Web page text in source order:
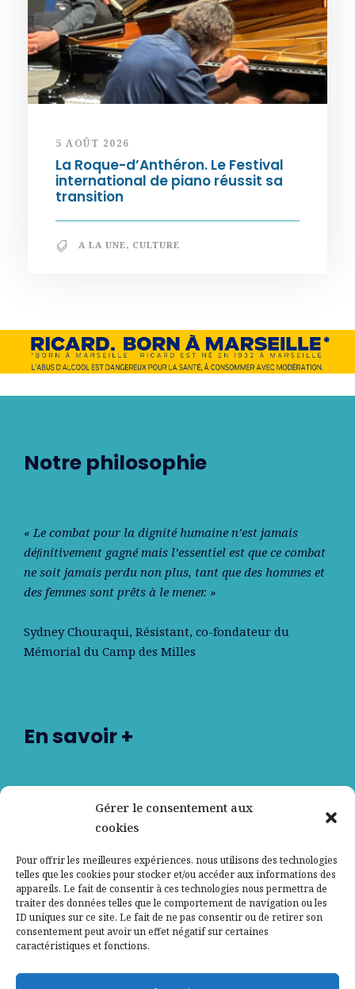
Gérer le consentement aux
cookies
Pour offrir les meilleures expériences, nous utilisons des technologies
telles que les cookies pour stocker et/ou accéder aux informations des
appareils. Le fait de consentir à ces technologies nous permettra de
traiter des données telles que le comportement de navigation ou les
ID uniques sur ce site. Le fait de ne pas consentir ou de retirer son
consentement peut avoir un effet négatif sur certaines
caractéristiques et fonctions.
5 AOÛT 2026
La Roque-d’Anthéron. Le Festival
international de piano réussit sa
transition
A LA UNE, CULTURE
Notre philosophie
« Le combat pour la dignité humaine n’est jamais
déﬁnitivement gagné mais l’essentiel est que ce combat
ne soit jamais perdu non plus, tant que des hommes et
des femmes sont prêts à le mener. »
Sydney Chouraqui, Résistant, co-fondateur du
Mémorial du Camp des Milles
En savoir +
Nos partenaires
Contactez-nous
Mentions légales